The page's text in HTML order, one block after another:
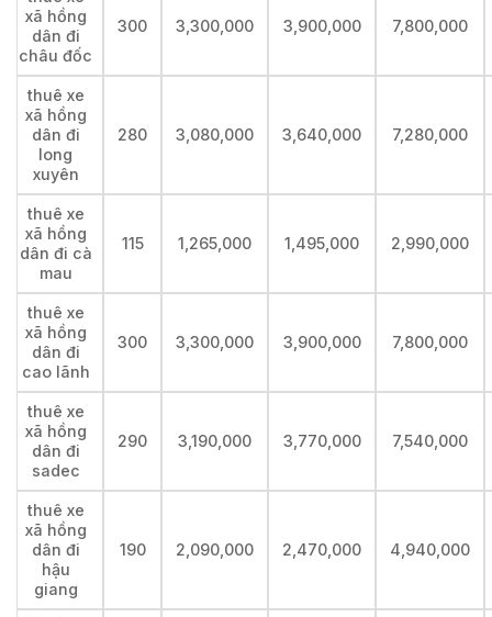
xã hồng
dân đi
châu đốc
300 3,300,000 3,900,000 7,800,000
thuê xe
xã hồng
dân đi
long
xuyên
280 3,080,000 3,640,000 7,280,000
thuê xe
xã hồng
dân đi cà
mau
115 1,265,000 1,495,000 2,990,000
thuê xe
xã hồng
dân đi
cao lãnh
300 3,300,000 3,900,000 7,800,000
thuê xe
xã hồng
dân đi
sadec
290 3,190,000 3,770,000 7,540,000
thuê xe
xã hồng
dân đi
hậu
giang
190 2,090,000 2,470,000 4,940,000